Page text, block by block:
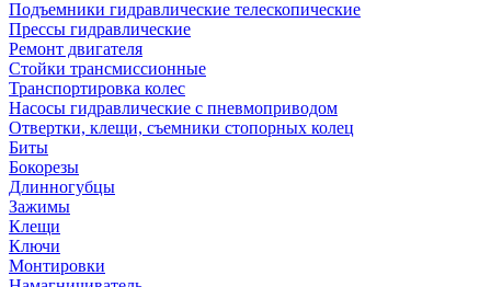
Подъемники гидравлические телескопические
Прессы гидравлические
Ремонт двигателя
Стойки трансмиссионные
Транспортировка колес
Насосы гидравлические с пневмоприводом
Отвертки, клещи, съемники стопорных колец
Биты
Бокорезы
Длинногубцы
Зажимы
Клещи
Ключи
Монтировки